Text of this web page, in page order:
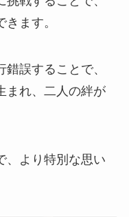
ます。
誤することで、
まれ、二人の絆が
、より特別な思い